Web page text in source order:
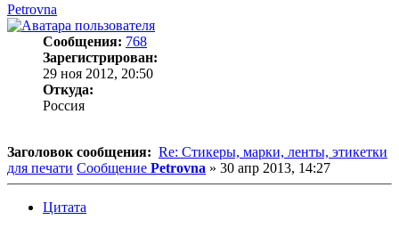
Petrovna
Сообщения: 768
Зарегистрирован:
29 ноя 2012, 20:50
Откуда:
Россия
Заголовок сообщения: Re: Стикеры, марки, ленты, этикетки
для печати Сообщение Petrovna » 30 апр 2013, 14:27
Цитата